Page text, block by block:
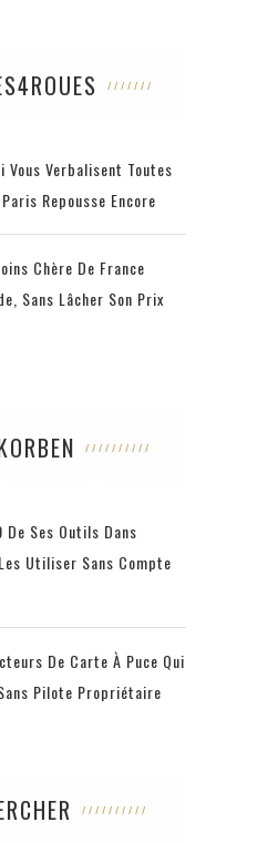
Vous Verbalisent Toutes
Repousse Encore
Chère De France
Sans Lâcher Son Prix
Ses Outils Dans
Utiliser Sans Compte
De Carte À Puce Qui
Pilote Propriétaire